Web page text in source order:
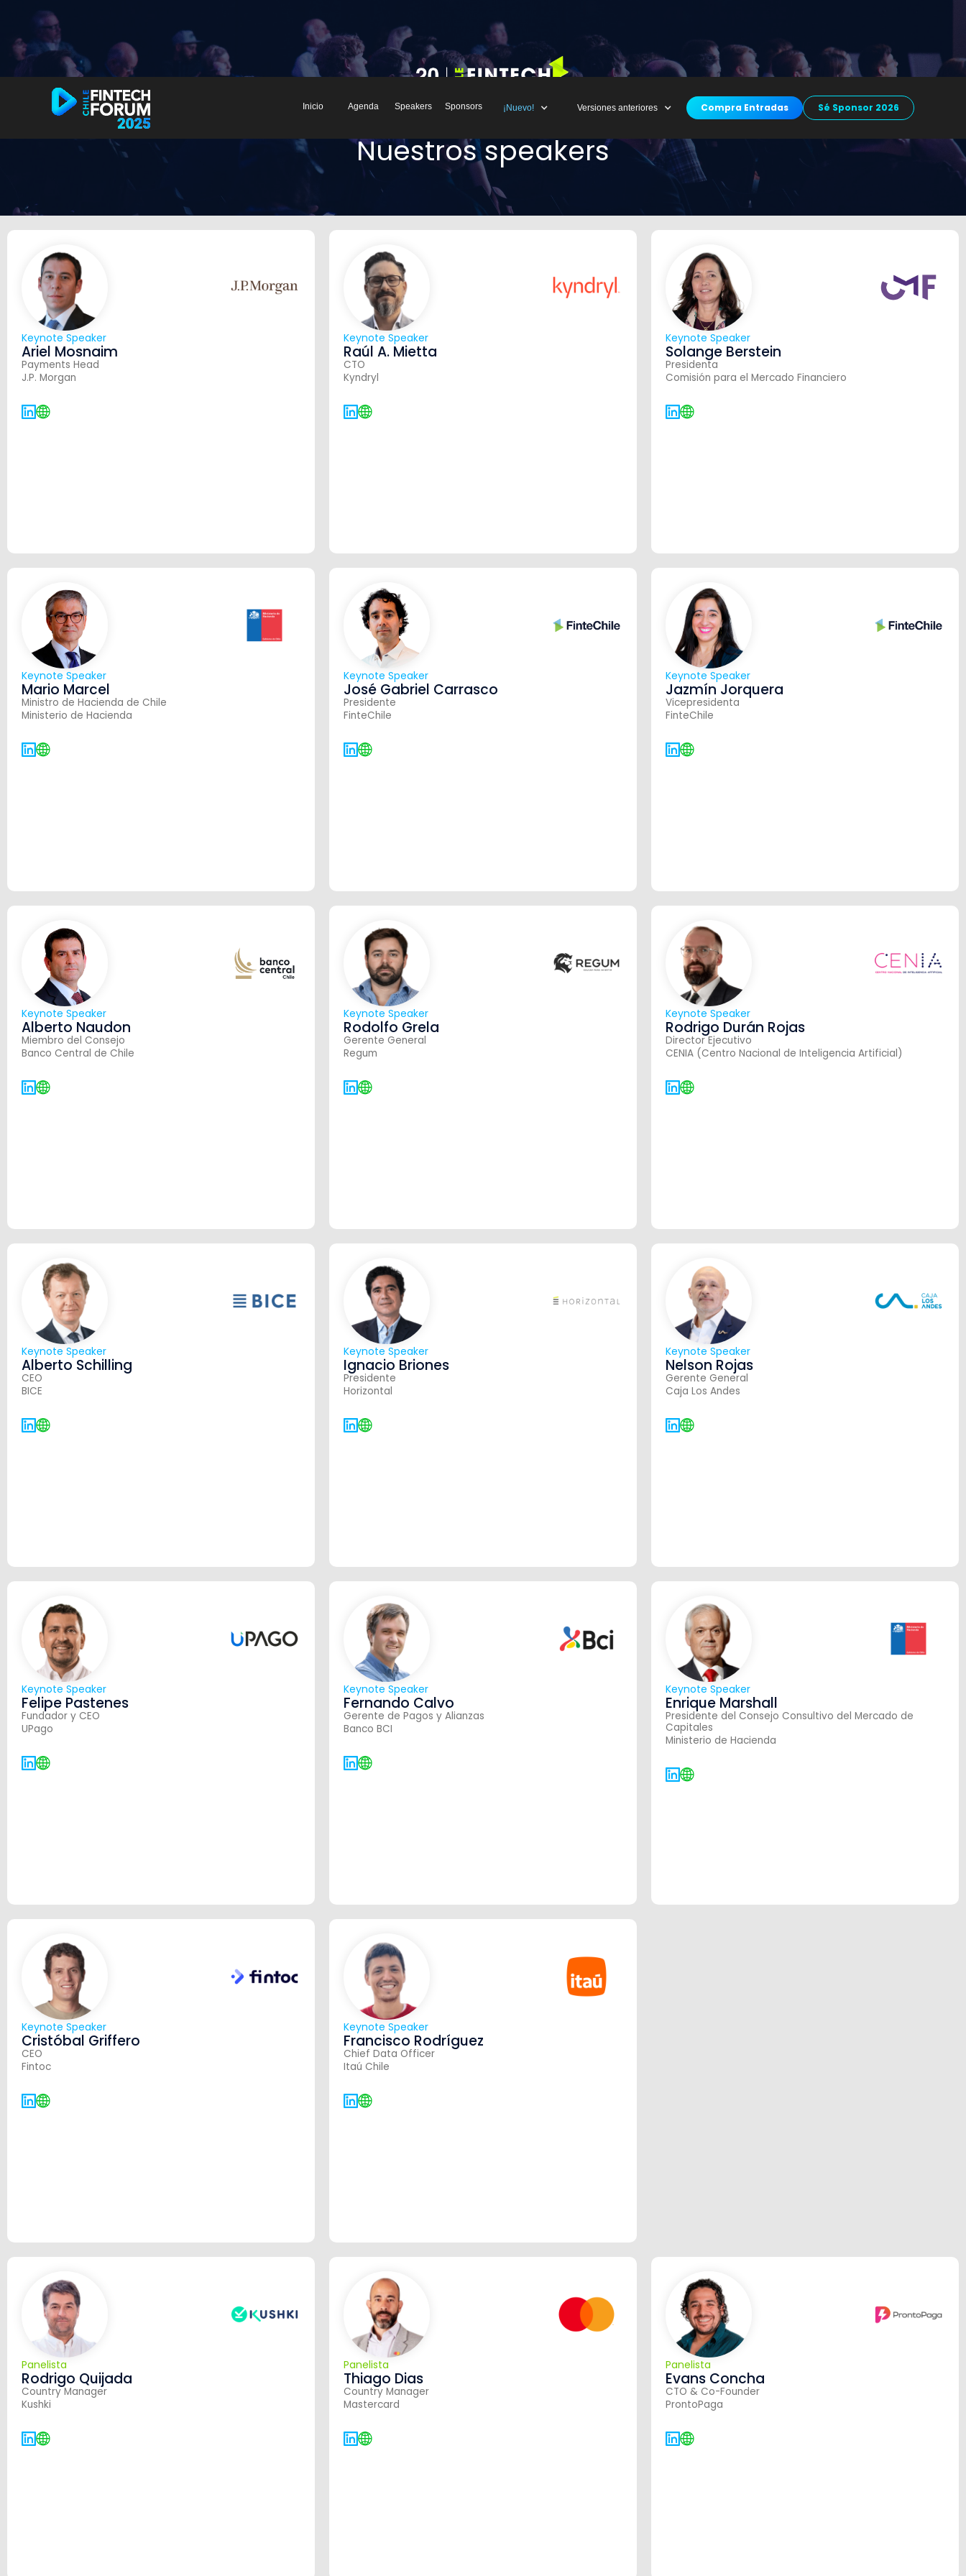
Nuestros speakers
Inicio Agenda Speakers Sponsors ¡Nuevo! Versiones anteriores Compra Entradas Sé Sponsor 2026
Keynote Speaker
Ariel Mosnaim
Payments Head
J.P. Morgan
Keynote Speaker
Raúl A. Mietta
CTO
Kyndryl
Keynote Speaker
Solange Berstein
Presidenta
Comisión para el Mercado Financiero
Keynote Speaker
Mario Marcel
Ministro de Hacienda de Chile
Ministerio de Hacienda
Keynote Speaker
José Gabriel Carrasco
Presidente
FinteChile
Keynote Speaker
Jazmín Jorquera
Vicepresidenta
FinteChile
Keynote Speaker
Alberto Naudon
Miembro del Consejo
Banco Central de Chile
Keynote Speaker
Rodolfo Grela
Gerente General
Regum
Keynote Speaker
Rodrigo Durán Rojas
Director Ejecutivo
CENIA (Centro Nacional de Inteligencia Artificial)
Keynote Speaker
Alberto Schilling
CEO
BICE
Keynote Speaker
Ignacio Briones
Presidente
Horizontal
Keynote Speaker
Nelson Rojas
Gerente General
Caja Los Andes
Keynote Speaker
Felipe Pastenes
Fundador y CEO
UPago
Keynote Speaker
Fernando Calvo
Gerente de Pagos y Alianzas
Banco BCI
Keynote Speaker
Enrique Marshall
Presidente del Consejo Consultivo del Mercado de
Capitales
Ministerio de Hacienda
Keynote Speaker
Cristóbal Griffero
CEO
Fintoc
Keynote Speaker
Francisco Rodríguez
Chief Data Officer
Itaú Chile
Panelista
Rodrigo Quijada
Country Manager
Kushki
Panelista
Thiago Dias
Country Manager
Mastercard
Panelista
Evans Concha
CTO & Co-Founder
ProntoPaga